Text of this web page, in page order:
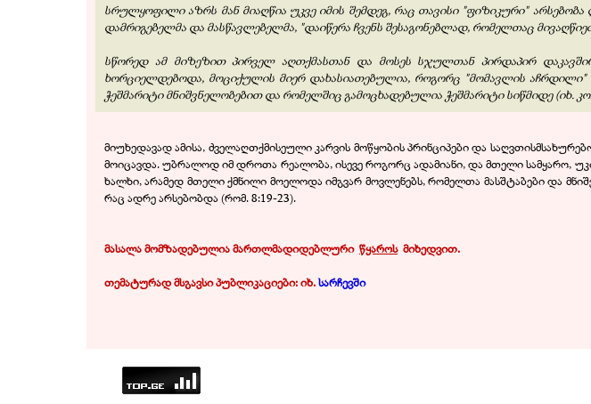
სრულყოფილი აზრს მან მიაღწია უკვე იმის შემდეგ, რაც თავისი "ფიზიკური"
დამრიგებელმა და მასწავლებელმა, "დაიწერა ჩვენს შესაგონებლად, რომელთაც
სწორედ ამ მიზეზით პირველ აღთქმასთან და მოსეს სჯულთან პირდაპირ
ხორციელდებოდა, მოციქულის მიერ დახასიათებულია, როგორც "მომავლის
ჭეშმარიტი მნიშვნელობებით და რომელშიც გამოცხადებულია ჭეშმარიტი სიწმიდე (იხ.
მიუხედავად ამისა, ძველაღთქმისეული კარვის მოწყობის პრინციპები და
მოიცავდა. უბრალოდ იმ დროთა რეალობა, ისევე როგორც ადამიანი, და მთელი სამყარო,
ხალხი, არამედ მთელი ქმნილი მოელოდა იმგვარ მოვლენებს, რომელთა მასშტაბები და
რაც ადრე არსებობდა (რომ. 8:19-23).
მასალა მომზადებულია მართლმადიდებლური წყაროს. მიხედვით.
თემატურად მსგავსი პუბლიკაციები: იხ.სარჩევში